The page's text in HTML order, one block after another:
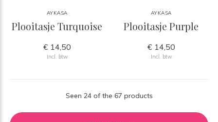
AYKASA
Plooitasje Turquoise
€ 14,50
Incl. btw
AYKASA
Plooitasje Purple
€ 14,50
Incl. btw
Seen 24 of the 67 products